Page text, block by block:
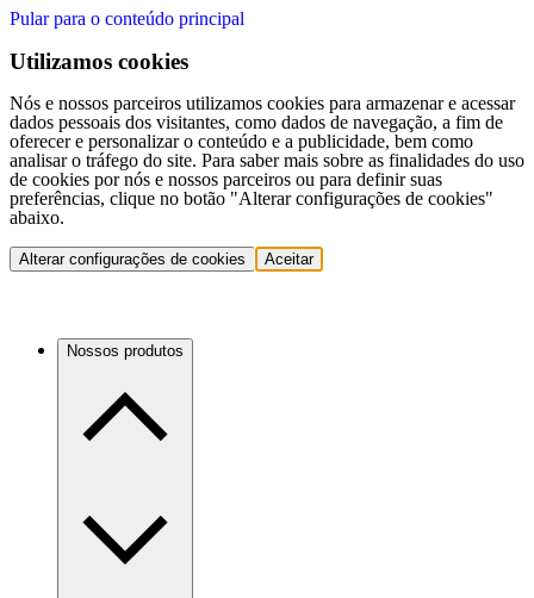
Pular para o conteúdo principal
Utilizamos cookies
Nós e nossos parceiros utilizamos cookies para armazenar e acessar
dados pessoais dos visitantes, como dados de navegação, a fim de
oferecer e personalizar o conteúdo e a publicidade, bem como
analisar o tráfego do site. Para saber mais sobre as finalidades do uso
de cookies por nós e nossos parceiros ou para definir suas
preferências, clique no botão "Alterar configurações de cookies"
abaixo.
Alterar configurações de cookies Aceitar
Nossos produtos